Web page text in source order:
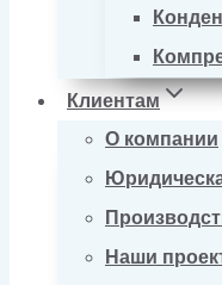
Клиентам
О компании
Наши